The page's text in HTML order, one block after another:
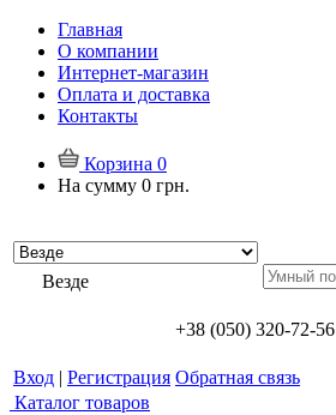
Главная
О компании
Интернет-магазин
Оплата и доставка
Контакты
Корзина 0
На сумму 0 грн.
Везде
+38 (050) 320-72-56
Вход | Регистрация Обратная связь
Каталог товаров